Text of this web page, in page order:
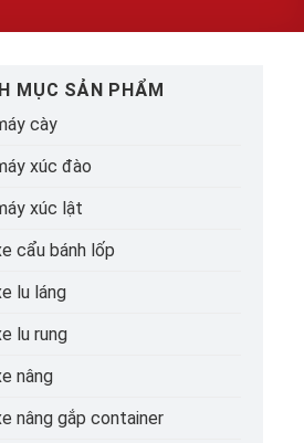
MỤC SẢN PHẨM
cày
xúc đào
xúc lật
cẩu bánh lốp
lu láng
lu rung
nâng
nâng gắp container